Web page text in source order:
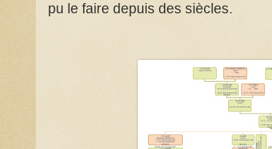
pu le faire depuis des siècles.